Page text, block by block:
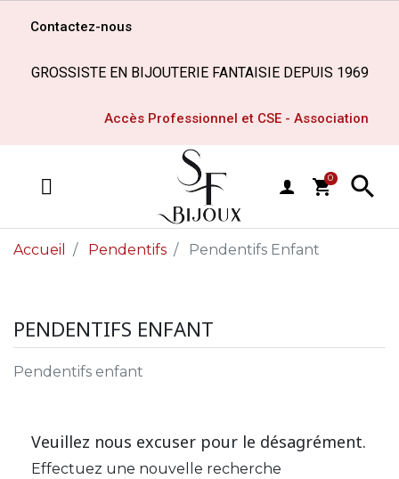
Contactez-nous
GROSSISTE EN BIJOUTERIE FANTAISIE DEPUIS 1969
Accès Professionnel et CSE - Association
shopping_cart
0 
Accueil Pendentifs Pendentifs Enfant
PENDENTIFS ENFANT
Pendentifs enfant
Veuillez nous excuser pour le désagrément.
Effectuez une nouvelle recherche